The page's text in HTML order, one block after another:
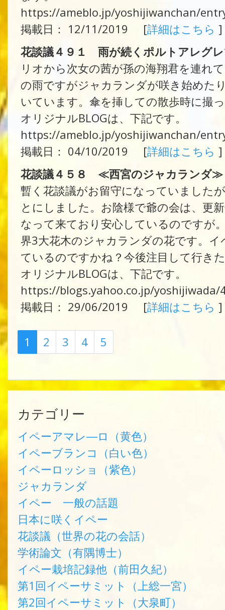
https://ameblo.jp/yoshijiwanchan/
掲載日： 12/11/2019 [詳細はこちら ]
花談議４９１ 雨が続くポルトアレグ
リオから次女の茜が孫の海翔君を連れ
の雨ですがジャカランダが咲き始めた
いています。傘を挿しての散歩時に撮
オリジナルBLOGは、下記です。
https://ameblo.jp/yoshijiwanchan/
掲載日： 04/10/2019 [詳細はこちら ]
花談議４５８ ≪西宮のジャカランダ
暫く花談議がお留守になっていました
とにしました。お陰様で爺の会は、更
なって来ており安心しているのですが
界3大花木のジャカランダの花です。
ているのですかね？今後注目して行き
オリジナルBLOGは、下記です。
https://blogs.yahoo.co.jp/yoshijiwada/
掲載日： 29/06/2019 [詳細はこちら ]
1 2 3 4 5
カテゴリー
イペーアマレ―ロ（黄色）
イペーブランコ（白い色）
イペーロッショ（紫色）
ジャカランダ
イペー 一般の話題
日本に咲くイペー
花談議（世界の花の会話）
学術論文（有隅博士）
イペー栽培記録他（前田久紀）
第1回イペーサミット（上総一宮）
第2回イペーサミット（大泉町）